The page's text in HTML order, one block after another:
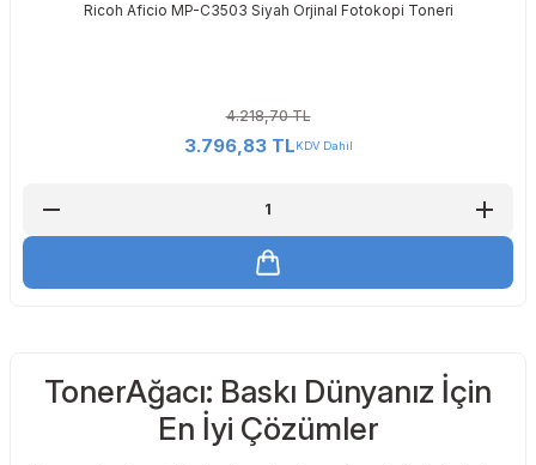
Ricoh Aficio MP-C3503 Siyah Orjinal Fotokopi Toneri
4.218,70 TL
3.796,83 TLKDV Dahil
TonerAğacı: Baskı Dünyanız İçin
En İyi Çözümler